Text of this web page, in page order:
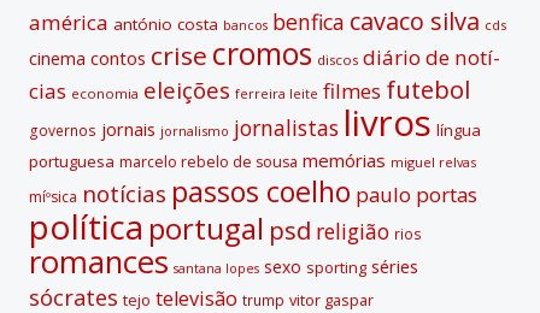
américa antónio costa bancos benfica cavaco silva cds
cinema contos crise cromos discos diário de notí­
cias economia eleições ferreira leite filmes futebol
governos jornais jornalismo jornalistas livros lí­ngua
portuguesa marcelo rebelo de sousa memórias miguel relvas
míºsica notí­cias passos coelho paulo portas
polí­tica portugal psd religião rios
romances santana lopes sexo sporting séries
sócrates tejo televisão trump vitor gaspar